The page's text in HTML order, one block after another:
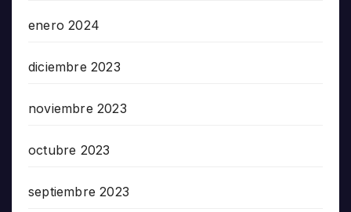
enero 2024
diciembre 2023
noviembre 2023
octubre 2023
septiembre 2023